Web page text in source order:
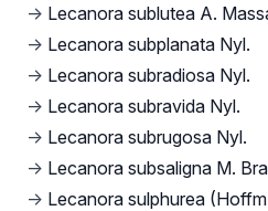
→ Lecanora sublutea A.
→ Lecanora subplanata Nyl.
→ Lecanora subradiosa Nyl.
→ Lecanora subravida Nyl.
→ Lecanora subrugosa Nyl.
→ Lecanora subsaligna M.
→ Lecanora sulphurea